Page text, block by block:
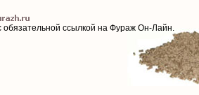
обязательной ссылкой на Фураж Он-Лайн.